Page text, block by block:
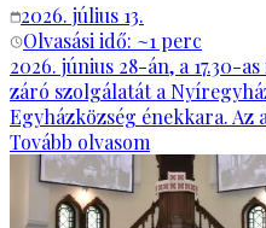
2026. július 13.
Olvasási idő: ~1 perc
2026. június 28-án, a 17.30-
záró szolgálatát a
Egyházközség énekkara.
Tovább olvasom